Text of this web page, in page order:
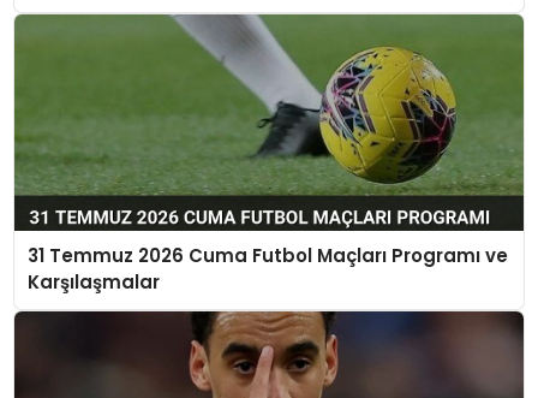
31 Temmuz 2026 Cuma Futbol Maçları Programı ve
Karşılaşmalar